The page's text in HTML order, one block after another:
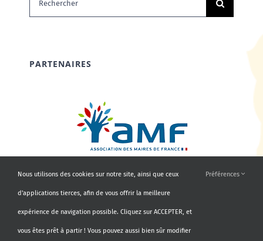
PARTENAIRES
Nous utilisons des cookies sur notre site, ainsi que ceux
d'applications tierces, afin de vous offrir la meilleure
expérience de navigation possible. Cliquez sur ACCEPTER, et
vous êtes prêt à partir ! Vous pouvez aussi bien sûr modifier
Préférences